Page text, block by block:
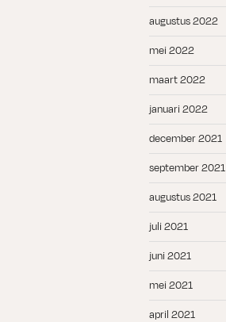
augustus 2022
mei 2022
maart 2022
januari 2022
december 2021
september 2021
augustus 2021
juli 2021
juni 2021
mei 2021
april 2021